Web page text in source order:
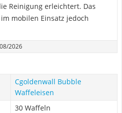
Reinigung erleichtert. Das
mobilen Einsatz jedoch
08/2026
Cgoldenwall Bubble
Waffeleisen
30 Waffeln